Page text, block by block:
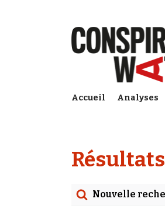
Accueil Analyses
Nouvelle